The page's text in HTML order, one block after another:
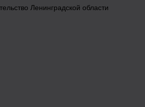
Ленинградской области